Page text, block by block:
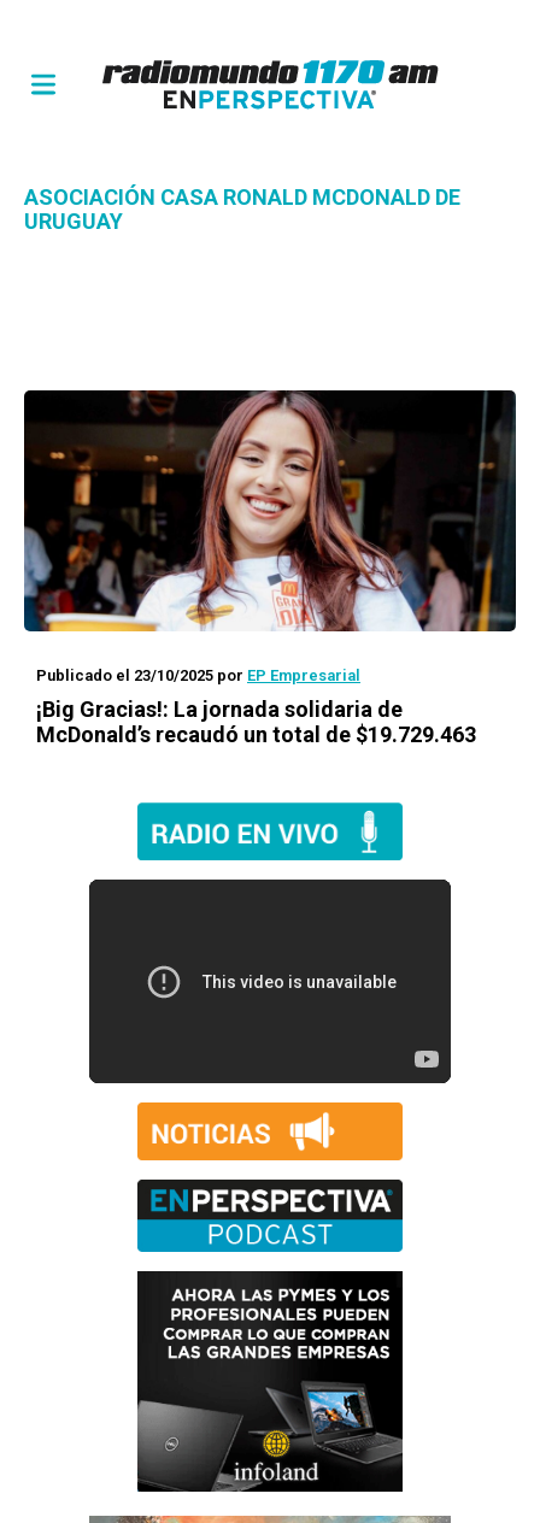
ASOCIACIÓN CASA RONALD MCDONALD DE
URUGUAY
Publicado el 23/10/2025 por EP Empresarial
¡Big Gracias!: La jornada solidaria de
McDonald’s recaudó un total de $19.729.463